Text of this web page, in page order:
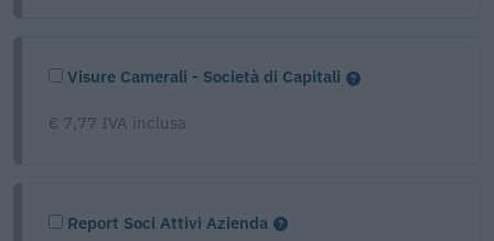
Visure Camerali - Società di Capitali
€ 7,77 IVA inclusa
Report Soci Attivi Azienda